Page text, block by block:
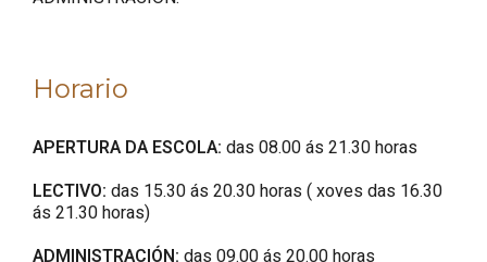
Horario
APERTURA DA ESCOLA: das 08.00 ás 21.30 horas
LECTIVO: das 15.30 ás 20.30 horas ( xoves das 16.30
ás 21.30 horas)
ADMINISTRACIÓN: das 09.00 ás 20.00 horas